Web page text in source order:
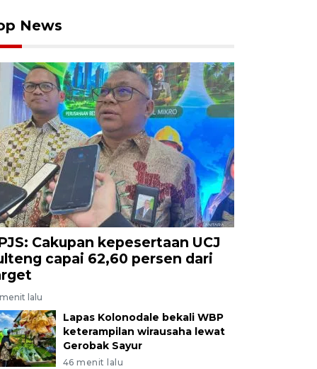
News
Cakupan kepesertaan UCJ
capai 62,60 persen dari
lalu
Lapas Kolonodale bekali WBP
keterampilan wirausaha lewat
Gerobak Sayur
46 menit lalu